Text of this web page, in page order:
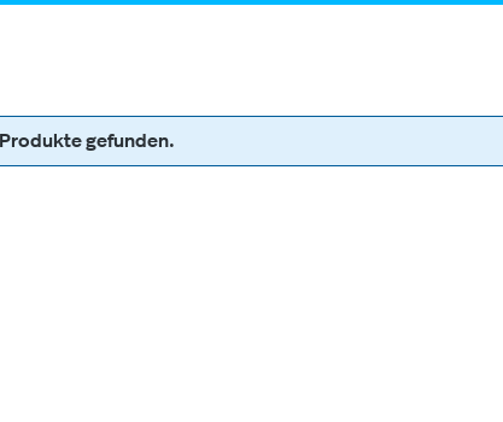
Produkte gefunden.